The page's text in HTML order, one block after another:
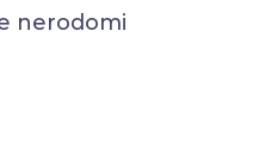
nerodomi